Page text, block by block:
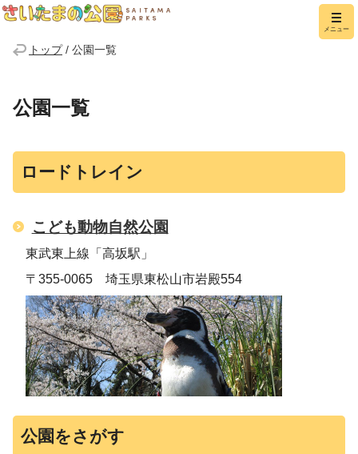
メニュー
トップ/ 公園一覧
公園一覧
ロードトレイン
こども動物自然公園
東武東上線「高坂駅」
〒355-0065 埼玉県東松山市岩殿554
公園をさがす